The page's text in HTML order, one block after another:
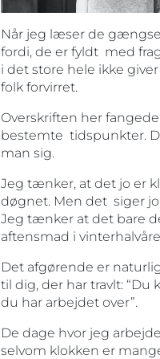
Når jeg læser de
fordi, de er fyldt med
i det store hele ikke
folk forvirret.
Overskriften her
bestemte tidspunkter.
man sig.
Jeg tænker, at det jo er
døgnet. Men det siger
Jeg tænker at det bare
aftensmad i
Det afgørende er
til dig, der har travlt:
du har arbejdet over”.
De dage hvor jeg
selvom klokken er